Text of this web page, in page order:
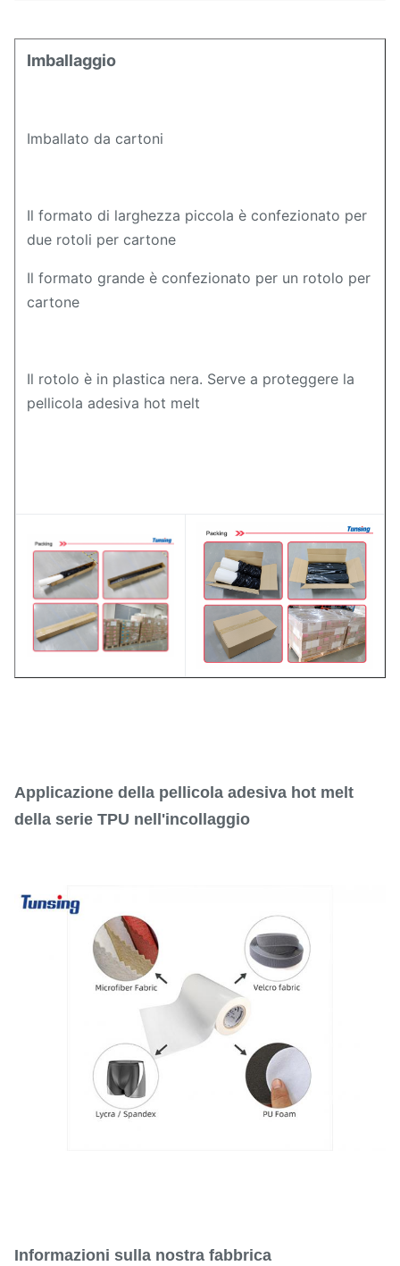
Imballaggio
Imballato da cartoni
Il formato di larghezza piccola è confezionato per
due rotoli per cartone
Il formato grande è confezionato per un rotolo per
cartone
Il rotolo è in plastica nera. Serve a proteggere la
pellicola adesiva hot melt
Applicazione della pellicola adesiva hot melt
della serie TPU nell'incollaggio
Informazioni sulla nostra fabbrica